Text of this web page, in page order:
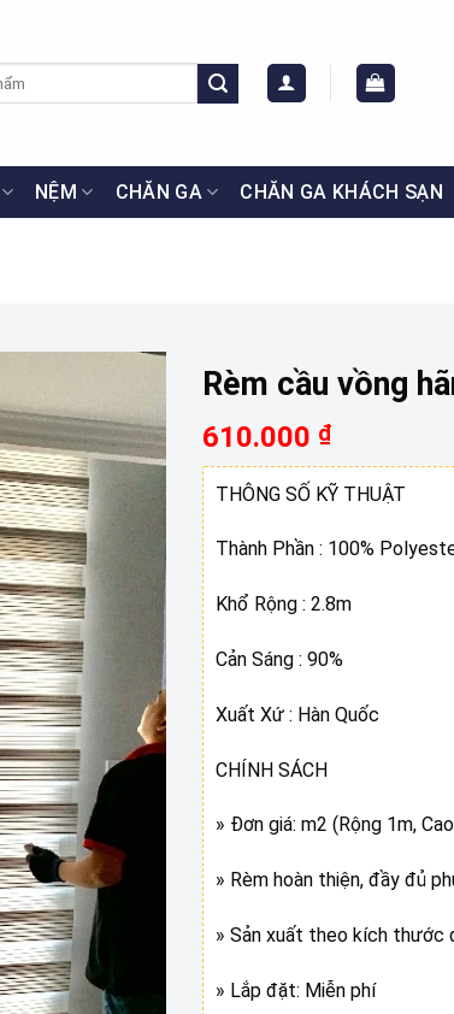
NỆM CHĂN GA CHĂN GA KHÁCH SẠN
Rèm cầu vồng
610.000 ₫
THÔNG SỐ KỸ THUẬT
Thành Phần : 100%
Khổ Rộng : 2.8m
Cản Sáng : 90%
Xuất Xứ : Hàn Quốc
CHÍNH SÁCH
» Đơn giá: m2 (Rộng 1m,
» Rèm hoàn thiện, đầy đủ
» Sản xuất theo kích thước
» Lắp đặt: Miễn phí